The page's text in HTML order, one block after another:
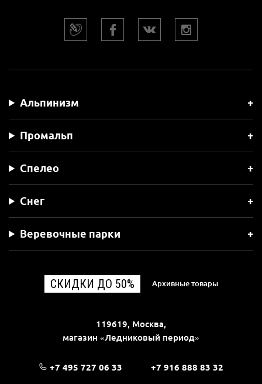
Альпинизм
Промальп
Спелео
Снег
Веревочные парки
СКИДКИ ДО 50% Архивные товары
119619, Москва,
магазин «Ледниковый период»
+7 495 727 06 33 +7 916 888 83 32